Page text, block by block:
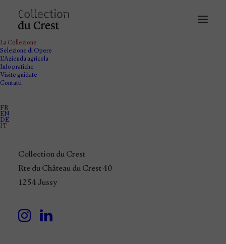
La Collezione
Selezione di Opere
L’Azienda agricola
Info pratiche
Visite guidate
Contatti
FR
EN
DE
IT
Collection du Crest
Rte du Château du Crest 40
1254 Jussy